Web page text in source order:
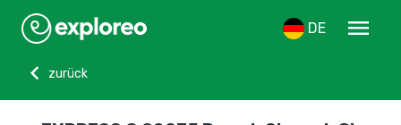
DE
menu
chevron_left
zurück